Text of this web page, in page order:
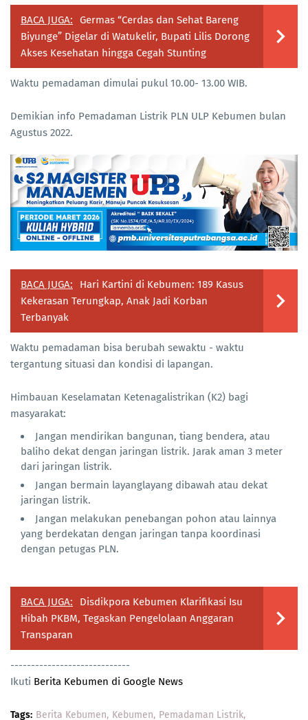
BACA JUGA:
Germas “Cerdas dan Sehat Bareng
Biyunge” Digelar di Watukelir, Bupati Lilis Dorong
Akses Kesehatan hingga Cegah Stunting
Waktu pemadaman dimulai pukul 10.00- 13.00 WIB.
Demikian info Pemadaman Listrik PLN ULP Kebumen bulan
Agustus 2022.
BACA JUGA:
Hari Kartini di Kebumen: 189 Kasus
Kekerasan Terungkap, Anak Jadi Korban
Terbanyak
Waktu pemadaman bisa berubah sewaktu - waktu
tergantung situasi dan kondisi di lapangan.
Himbauan Keselamatan Ketenagalistrikan (K2) bagi
masyarakat:
Jangan mendirikan bangunan, tiang bendera, atau
baliho dekat dengan jaringan listrik. Jarak aman 3 meter
dari jaringan listrik.
Jangan bermain layanglayang dibawah atau dekat
jaringan listrik.
Jangan melakukan penebangan pohon atau lainnya
yang berdekatan dengan jaringan tanpa koordinasi
dengan petugas PLN.
BACA JUGA:
Disdikpora Kebumen Klarifikasi Isu
Hibah PKBM, Tegaskan Pengelolaan Anggaran
Transparan
-----------------------------
Ikuti Berita Kebumen di Google News
Tags: Berita Kebumen Kebumen Pemadaman Listrik